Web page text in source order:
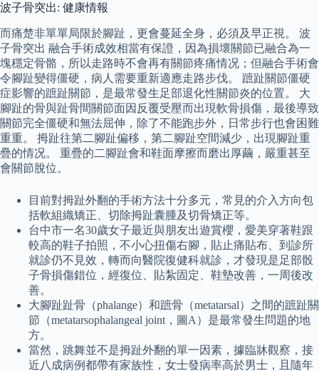
波子骨突出: 健康情報
而痛楚非單單局限於腳趾，更會蔓延全身，必須及早正視。 波
子骨突出 融合手術成效相當有保證，因為損壞關節已融合為一
塊穩定骨骼，所以走路時不會再有關節疼痛情况；但融合手術會
令腳趾變得僵硬，病人需要重新適應走路步伐。 蹠趾關節僵硬
症影響的蹠趾關節，是最常發生足部退化性關節炎的位置。 大
腳趾的骨與趾骨間關節面因反覆受壓而出現軟骨損傷，最後導致
關節完全僵硬和無法屈伸，除了不能跑步外，日常步行也會困難
重重。 拇趾往第二腳趾偏移，第二腳趾空間減少，出現腳趾重
疊的情况。 重疊的二腳趾會和鞋面摩擦而磨出厚繭，嚴重甚至
會關節脫位。
目前對拇趾外翻的手術方法十分多元，常見的介入方向包
括軟組織矯正、切除拇趾囊腫及切骨矯正等。
台中市一名30歲女子最近與朋友出遊賞櫻，愛美穿著鞋跟
較高的鞋子拍照，不小心扭傷右腳，貼止痛貼布、到診所
就診仍不見效，轉而向醫院復健科就診，才發現是足部骰
子骨損傷錯位，經復位、貼紮固定、鞋墊改善，一周後改
善。
大腳趾趾骨（phalange）和蹠骨（metatarsal）之間的蹠趾關
節（metatarsophalangeal joint，圖A）是最常發生問題的地
方。
當然，跳舞並不是拇趾外翻的單一因素，據臨牀觀察，接
近八成病例都帶有家族性，女士發病率高於男士，且隨年